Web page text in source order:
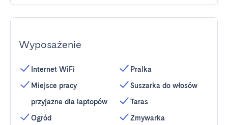
Wyposażenie
Internet WiFi
Miejsce pracy
przyjazne dla laptopów
Ogród
Pralka
Suszarka do włosów
Taras
Zmywarka